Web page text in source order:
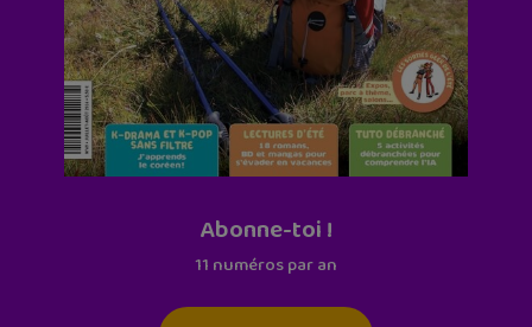
Abonne-toi !
11 numéros par an